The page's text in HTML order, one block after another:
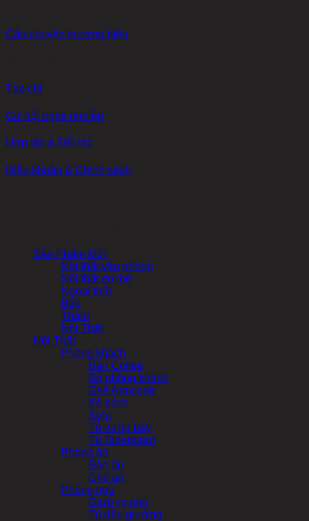
Câu chuyện thương hiệu
Tạp chí
Cơ hội nghề nghiệp
Hợp tác & Đối tác
Điều khoản & Chính sách
Sản Phẩm Mới
Nội thất văn phòng
Nội thất em bé
Ngoại thất
Bếp
Thảm
Nội Thất
Nội Thất
Phòng khách
Bàn Coffee
Bộ phòng khách
Ghế Armchair
Kệ sách
Sofa
Tủ trưng bày
Tủ Sideboard
Phòng ăn
Bàn ăn
Ghế ăn
Phòng ngủ
Giường ngủ
Tủ đầu giường